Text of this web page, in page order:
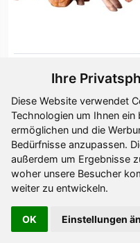
Ihre
Diese Website verwendet
Technologien um Ihnen
ermöglichen und die
Bedürfnisse anzupassen.
außerdem um Ergebnisse
woher unsere Besucher
weiter zu entwickeln.
OK Einstellungen
Ab22,80 €